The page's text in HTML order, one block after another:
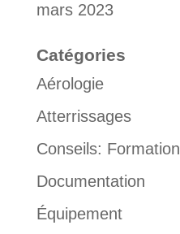
mars 2023
Catégories
Aérologie
Atterrissages
Conseils: Formation
Documentation
Équipement